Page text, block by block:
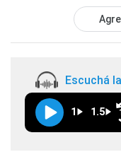
Escuchá
1 1.5